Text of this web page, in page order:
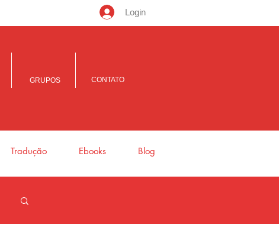
Login
GRUPOS CONTATO
Tradução Ebooks Blog